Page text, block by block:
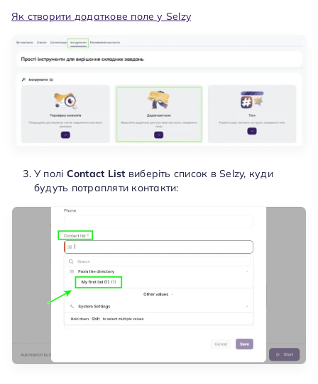
Як створити додаткове поле у Selzy
У полі Contact List виберіть список в Selzy, куди
будуть потрапляти контакти: